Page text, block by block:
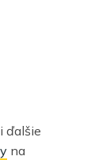
ďalšie
na